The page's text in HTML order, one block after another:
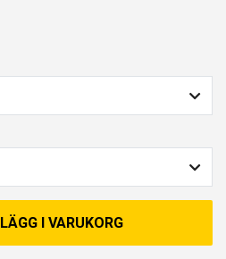
LÄGG I VARUKORG